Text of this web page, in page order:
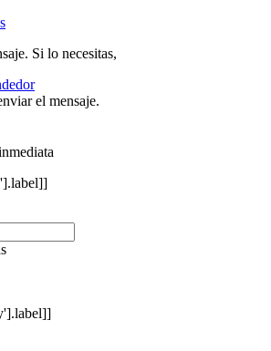
Si lo necesitas,
el mensaje.